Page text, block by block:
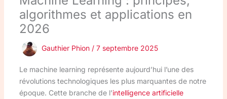
algorithmes et applications en
2026
Gauthier Phion / 7 septembre 2025
Le machine learning représente aujourd’hui l’une des
révolutions technologiques les plus marquantes de notre
époque. Cette branche de l’intelligence artificielle